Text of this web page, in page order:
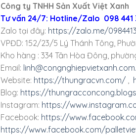
Công ty TNHH Sản Xuất Việt Xanh
Tư vấn 24/7: Hotline/Zalo 098 441
Zalo tại đây: https://zalo.me/
VPĐD: 152/23/5 Lý Thánh Tông,
Kho hàng : 334 Tân Hòa Đông,
Email:
Website: https://thungracvn.com/,
Blog: https://
Instagram: https://
Facebook: https://
https://www.facebook.com/